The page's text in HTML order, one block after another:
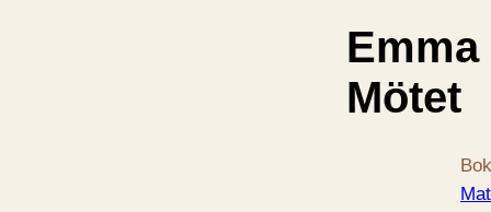
Mötet